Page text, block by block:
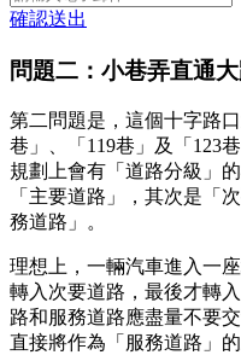
確認送出
問題二：小巷弄直通
第二問題是，這個十字路
巷」、「119巷」及「123
規劃上會有「道路分級」
「主要道路」，其次是「
務道路」。
理想上，一輛汽車進入一
轉入次要道路，最後才轉
路和服務道路應盡量不要
直接將作為「服務道路」